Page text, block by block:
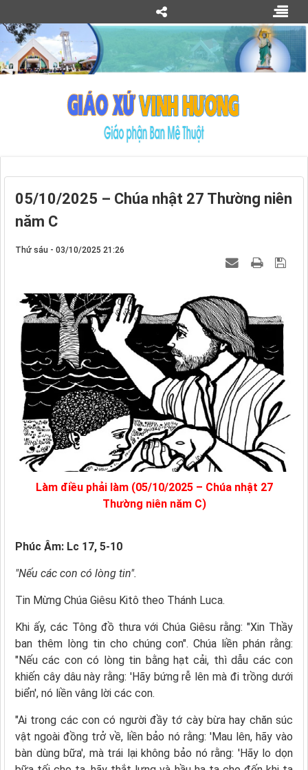
05/10/2025 – Chúa nhật 27 Thường niên
năm C
Thứ sáu - 03/10/2025 21:26
Làm điều phải làm (05/10/2025 – Chúa nhật 27
Thường niên năm C)
Phúc Âm: Lc 17, 5-10
"Nếu các con có lòng tin".
Tin Mừng Chúa Giêsu Kitô theo Thánh Luca.
Khi ấy, các Tông đồ thưa với Chúa Giêsu rằng: "Xin Thầy
ban thêm lòng tin cho chúng con". Chúa liền phán rằng:
"Nếu các con có lòng tin bằng hạt cải, thì dẫu các con
khiến cây dâu này rằng: 'Hãy bứng rễ lên mà đi trồng dưới
biển', nó liền vâng lời các con.
"Ai trong các con có người đầy tớ cày bừa hay chăn súc
vật ngoài đồng trở về, liền bảo nó rằng: 'Mau lên, hãy vào
bàn dùng bữa', mà trái lại không bảo nó rằng: 'Hãy lo dọn